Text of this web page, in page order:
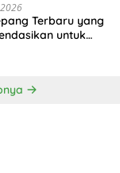
Terbaru yang
untuk